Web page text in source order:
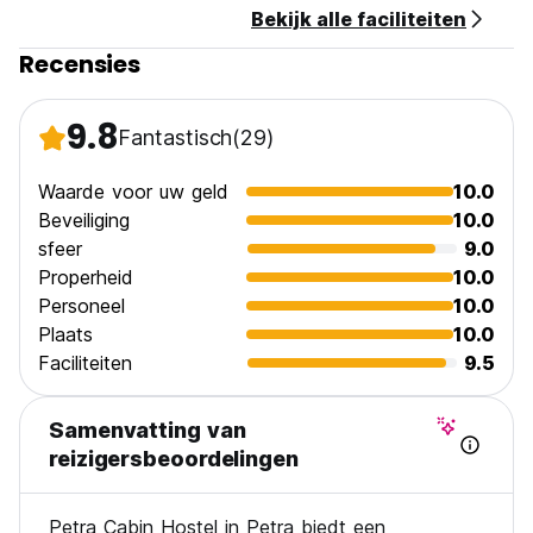
Inchecken van 15:00 tot 00:00 uur.
Uitchecken van 00:00 tot 11:00 uur.
pinpassen.
Btw inbegrepen.
Algemeen:
Receptie: van 06:00 tot 00:00 uur
Geen avondklok.
(Auto-translated from original language)
Bekijk alle faciliteiten
Recensies
9.8Fantastisch(29)
Waarde voor uw geld
10.0
Beveiliging
10.0
sfeer
9.0
Properheid
10.0
Personeel
10.0
Plaats
10.0
Faciliteiten
9.5
Samenvatting van
reizigersbeoordelingen
Petra Cabin Hostel in Petra biedt een